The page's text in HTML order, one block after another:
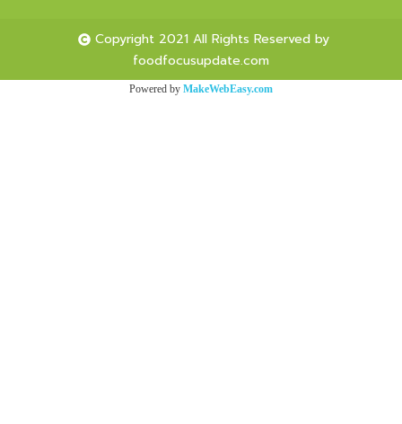
Copyright 2021 All Rights Reserved by
foodfocusupdate.com
Powered by MakeWebEasy.com